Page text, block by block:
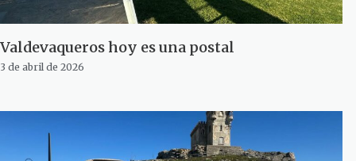
Valdevaqueros hoy es una postal
3 de abril de 2026